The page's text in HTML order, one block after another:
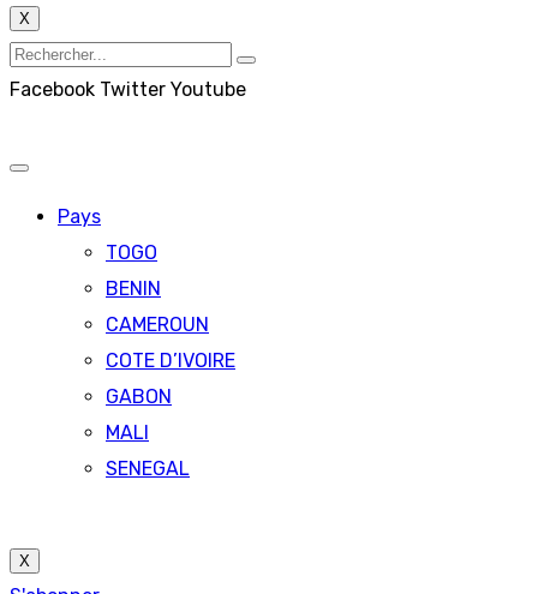
X
Facebook Twitter Youtube
Pays
TOGO
BENIN
CAMEROUN
COTE D’IVOIRE
GABON
MALI
SENEGAL
X